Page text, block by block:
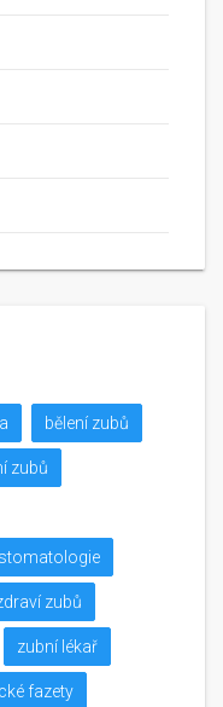
bělení zubů
zubů
stomatologie
zubů
zubní lékař
fazety